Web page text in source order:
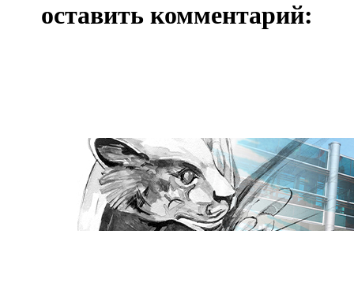
оставить комментарий: